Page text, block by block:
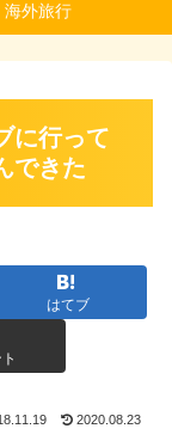
海外旅行
に行って
できた
はてブ
2020.08.23